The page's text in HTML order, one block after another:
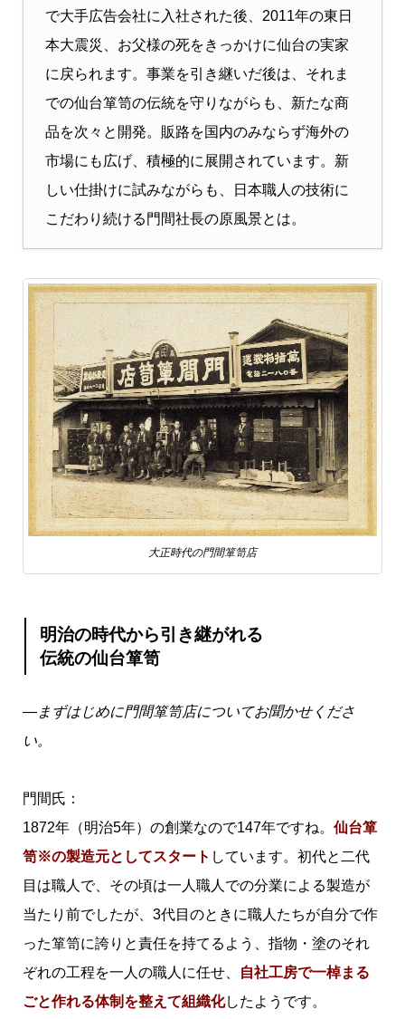
で大手広告会社に入社された後、2011年の東日
本大震災、お父様の死をきっかけに仙台の実家
に戻られます。事業を引き継いだ後は、それま
での仙台箪笥の伝統を守りながらも、新たな商
品を次々と開発。販路を国内のみならず海外の
市場にも広げ、積極的に展開されています。新
しい仕掛けに試みながらも、日本職人の技術に
こだわり続ける門間社長の原風景とは。
大正時代の門間箪笥店
明治の時代から引き継がれる
伝統の仙台箪笥
―まずはじめに門間箪笥店についてお聞かせくださ
い。
門間氏：
1872年（明治5年）の創業なので147年ですね。 仙台箪
笥※の製造元としてスタート しています。初代と二代
目は職人で、その頃は一人職人での分業による製造が
当たり前でしたが、3代目のときに職人たちが自分で作
った箪笥に誇りと責任を持てるよう、指物・塗のそれ
ぞれの工程を一人の職人に任せ、
自社工房で一棹まる
ごと作れる体制を整えて組織化したようです。